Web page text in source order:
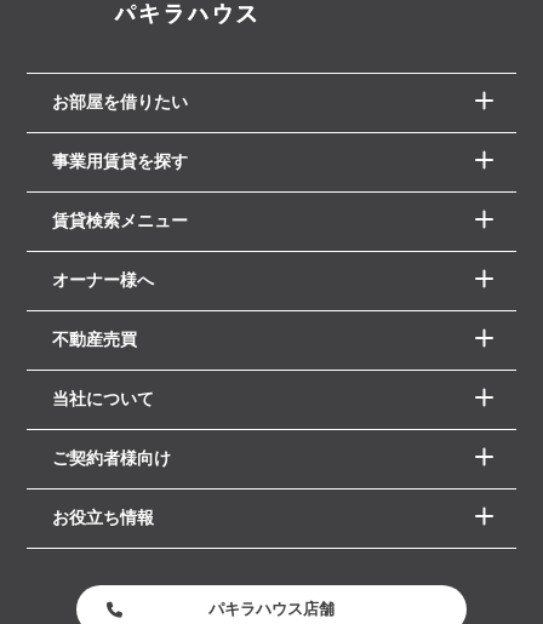
お部屋を借りたい
事業用賃貸を探す
賃貸検索メニュー
オーナー様へ
不動産売買
当社について
ご契約者様向け
お役立ち情報
パキラハウス店舗